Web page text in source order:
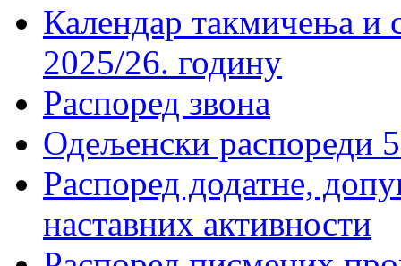
Календар такмичења
2025/26. годину
Распоред звона
Одељенски распореди
Распоред додатне,
наставних активности